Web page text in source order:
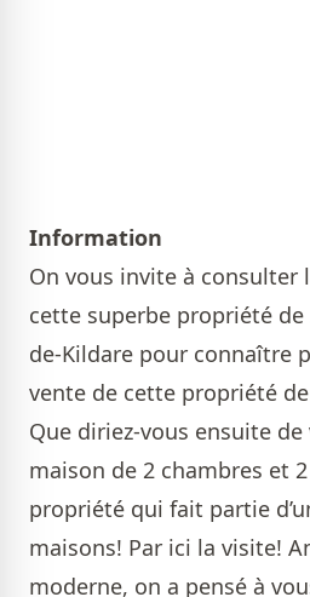
Information
On vous invite à consulter
cette superbe propriété
de-Kildare pour connaître
vente de cette propriété de
Que diriez-vous ensuite
maison de 2 chambres et
propriété qui fait partie
maisons! Par ici la visite!
moderne, on a pensé à